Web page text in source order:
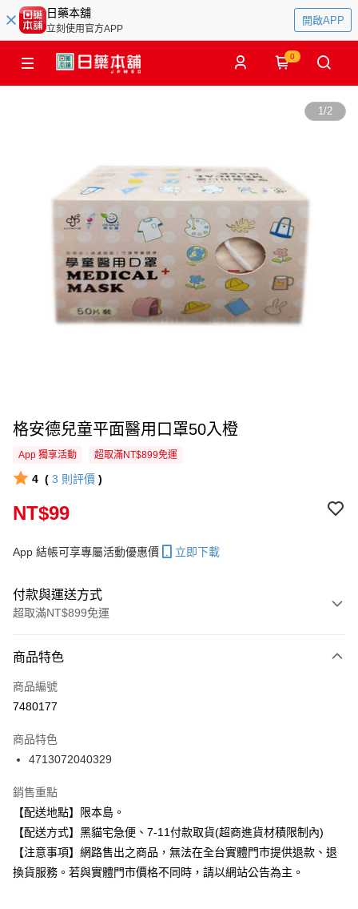
日藥本舖
立刻使用官方APP
開啟APP
0
1/2
格安德兒童平面醫用口罩50入橙
App 獨享活動 超取滿NT$899免運
4 ( 3 則評價 )
NT$99
App 結帳可享專屬活動優惠價 立即下載
付款與運送方式
超取滿NT$899免運
信用卡一次付款
超商取貨付款
Apple Pay
街口支付
悠遊付
Google Pay
全盈+PAY
商品特色
商品編號
7480177
商品特色
4713072040329
銷售重點
【配送地點】限本島。
【配送方式】黑貓宅急便、7-11付款取貨(超商進貨材積限制內)
【注意事項】網路售出之商品，無法在全台實體門市提供退款、退
換貨服務。若與實體門市價格不同時，請以網站公告為主。